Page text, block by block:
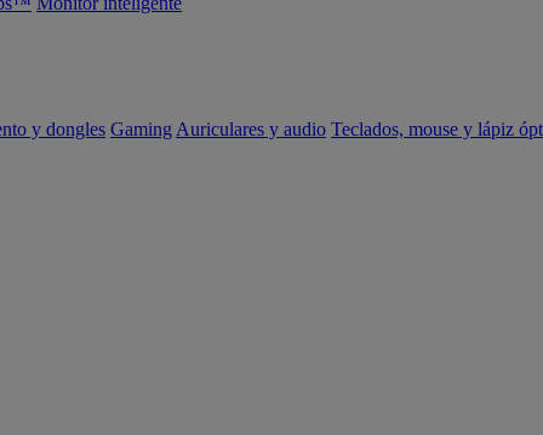
y dongles Gaming Auriculares y audio Teclados, mouse y lápiz